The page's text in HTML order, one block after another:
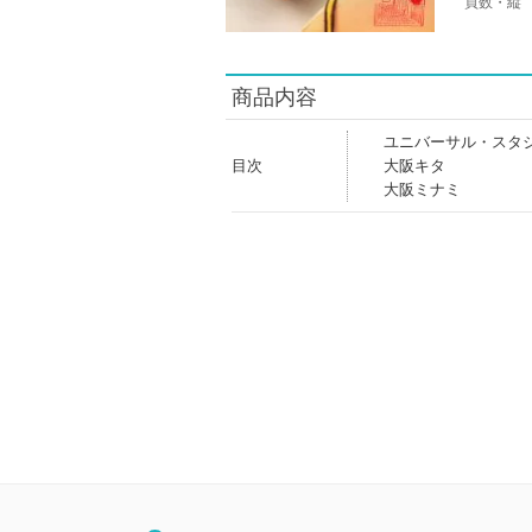
商品内容
目次
ユニバーサル・スタ
大阪キタ
大阪ミナミ